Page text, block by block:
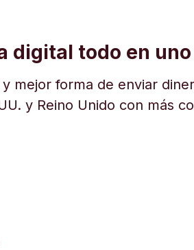
digital todo en uno
y mejor forma de enviar
y Reino Unido con más